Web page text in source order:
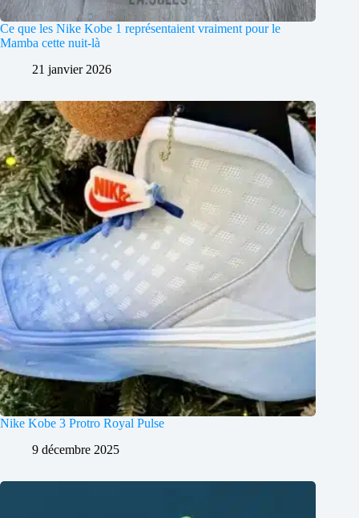
Ce que les Nike Kobe 1 représentaient vraiment pour le
Mamba cette nuit-là
21 janvier 2026
Nike Kobe 3 Protro Royal Pulse
9 décembre 2025